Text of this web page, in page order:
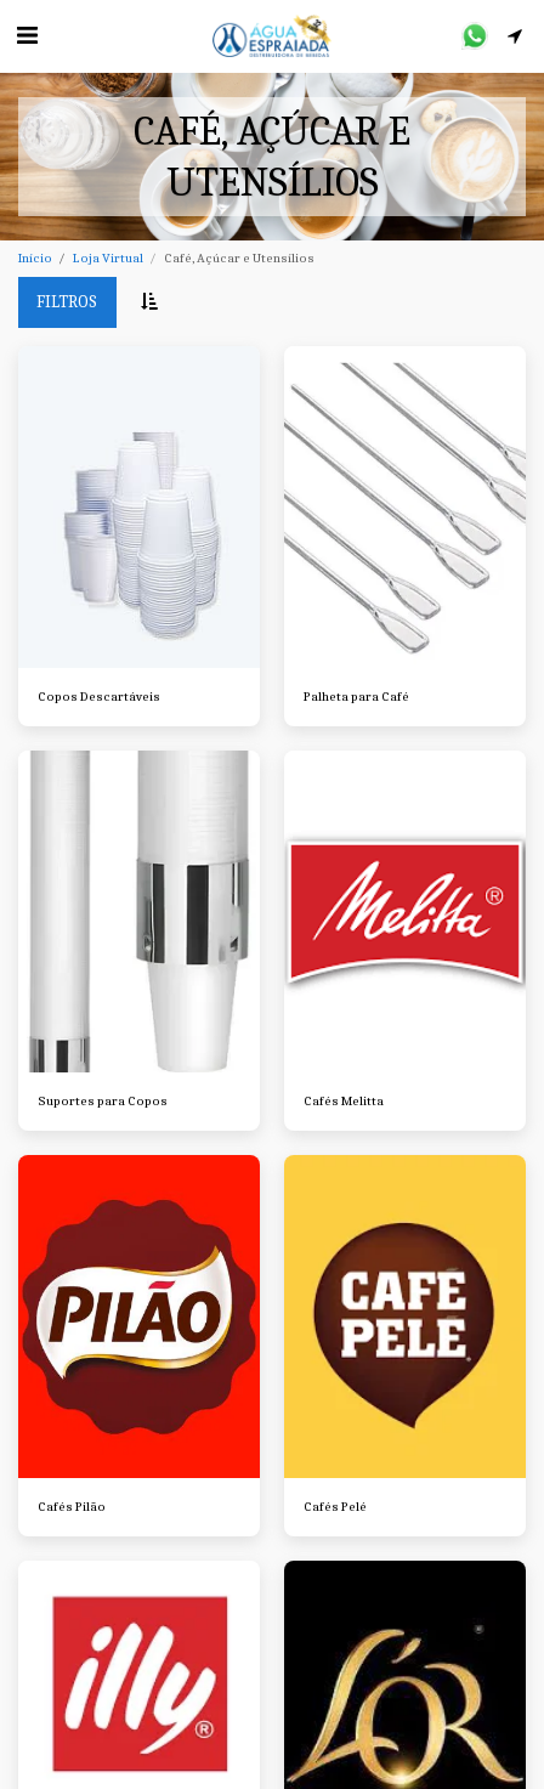
CAFÉ, AÇÚCAR E
UTENSÍLIOS
Início Loja Virtual Café, Açúcar e Utensílios
FILTROS
Copos Descartáveis Palheta para Café
Suportes para Copos Cafés Melitta
Cafés Pilão Cafés Pelé